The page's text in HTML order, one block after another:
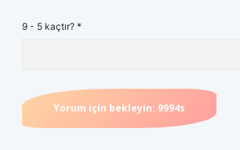
9 - 5 kaçtır? *